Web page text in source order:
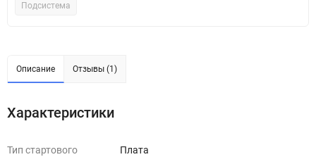
Подсистема
Описание Отзывы (1)
Характеристики
Тип стартового
Плата